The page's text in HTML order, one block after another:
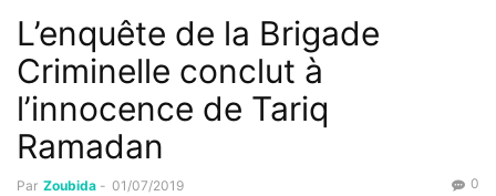
L’enquête de la Brigade
Criminelle conclut à
l’innocence de Tariq
Ramadan
Par Zoubida - 01/07/2019 0